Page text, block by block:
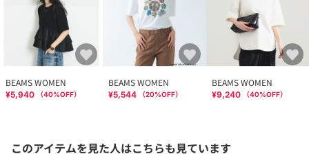
BEAMS WOMEN
¥5,940 （40%OFF）
BEAMS WOMEN
¥5,544 （20%OFF）
BEAMS WOMEN
¥9,240 （40%OFF）